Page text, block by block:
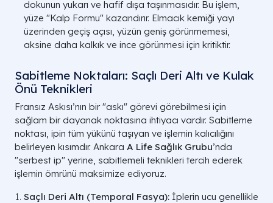
Özellik Fransız Askısı (Kalıcı)
Kullanım Ömrü
Kalıcılık Süresi
5 - 10 Yıl
Esneklik
Doğal Mimik
Çok Yüksek (Dinamik)
Tutunma Gücü
Lifting Etkisi
Maksimum (Mikro-çentikli)
İşlem Amacı
Ciddi Sarkmalar ve Kaş/Yüz
dokunun yukarı ve hafif dışa taşınmasıdır. Bu işlem,
yüze "Kalp Formu" kazandırır. Elmacık kemiği yayı
üzerinden geçiş açısı, yüzün geniş görünmemesi,
aksine daha kalkık ve ince görünmesi için kritiktir.
Sabitleme Noktaları: Saçlı Deri Altı ve Kulak
Önü Teknikleri
Fransız Askısı’nın bir "askı" görevi görebilmesi için
sağlam bir dayanak noktasına ihtiyacı vardır. Sabitleme
noktası, ipin tüm yükünü taşıyan ve işlemin kalıcılığını
belirleyen kısımdır. Ankara A Life Sağlık Grubu’nda
"serbest ip" yerine, sabitlemeli teknikleri tercih ederek
işlemin ömrünü maksimize ediyoruz.
Saçlı Deri Altı (Temporal Fasya): İplerin ucu genellikle